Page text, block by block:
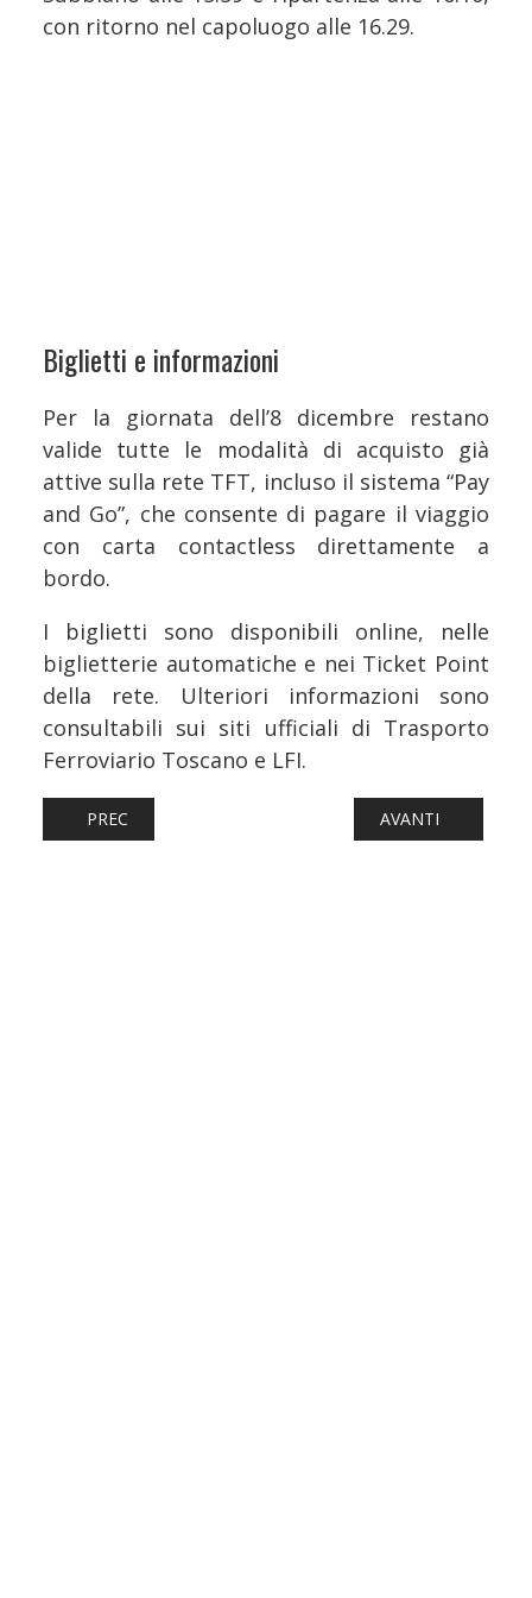
con ritorno nel capoluogo alle 16.29.
Biglietti e informazioni
Per la giornata dell’8 dicembre restano
valide tutte le modalità di acquisto già
attive sulla rete TFT, incluso il sistema “Pay
and Go”, che consente di pagare il viaggio
con carta contactless direttamente a
bordo.
I biglietti sono disponibili online, nelle
biglietterie automatiche e nei Ticket Point
della rete. Ulteriori informazioni sono
consultabili sui siti ufficiali di Trasporto
Ferroviario Toscano e LFI.
ARTICOLO PRECEDENTE: FERROVIE: AL VIA IL
PREC ARTICOLO
AVANTI